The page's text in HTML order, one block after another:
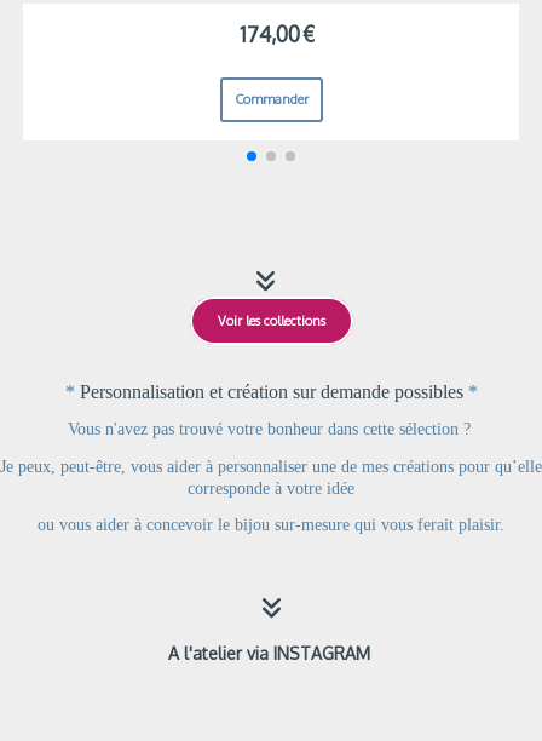

Voir les collections
* Personnalisation et création sur demande possibles *
Vous n'avez pas trouvé votre bonheur dans cette sélection ?
Je peux, peut-être, vous aider à personnaliser une de mes créations pour qu’elle
corresponde à votre idée
ou vous aider à concevoir le bijou sur-mesure qui vous ferait plaisir.

A l'atelier via INSTAGRAM